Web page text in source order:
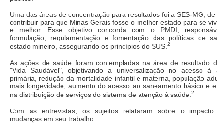
Uma das áreas de concentração para resultados foi a SES-MG,
contribuir para que Minas Gerais fosse o melhor estado para se
e melhor. Esse objetivo concorda com o PMDI,
formulação, regulamentação e fomentação das políticas de
estado mineiro, assegurando os princípios do SUS. 2
As ações de saúde foram contempladas na área de resultado
"Vida Saudável", objetivando a universalização no acesso à
primária, redução da mortalidade infantil e materna, população
mais longevidade, aumento do acesso ao saneamento básico e
na distribuição de serviços do sistema de atenção à saúde. 2
Com as entrevistas, os sujeitos relataram sobre o impacto
mudanças em seu trabalho: